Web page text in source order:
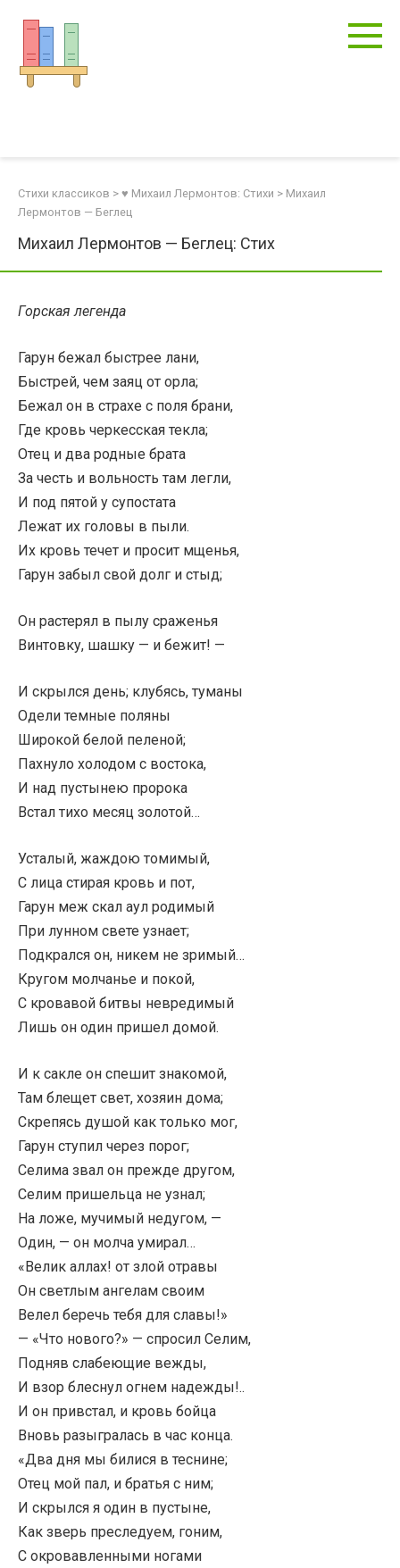
контенту
Стихи классиков > ♥ Михаил Лермонтов: Стихи > Михаил
Лермонтов — Беглец
Михаил Лермонтов — Беглец: Стих
Горская легенда
Гарун бежал быстрее лани,
Быстрей, чем заяц от орла;
Бежал он в страхе с поля брани,
Где кровь черкесская текла;
Отец и два родные брата
За честь и вольность там легли,
И под пятой у супостата
Лежат их головы в пыли.
Их кровь течет и просит мщенья,
Гарун забыл свой долг и стыд;
Он растерял в пылу сраженья
Винтовку, шашку — и бежит! —
И скрылся день; клубясь, туманы
Одели темные поляны
Широкой белой пеленой;
Пахнуло холодом с востока,
И над пустынею пророка
Встал тихо месяц золотой…
Усталый, жаждою томимый,
С лица стирая кровь и пот,
Гарун меж скал аул родимый
При лунном свете узнает;
Подкрался он, никем не зримый…
Кругом молчанье и покой,
С кровавой битвы невредимый
Лишь он один пришел домой.
И к сакле он спешит знакомой,
Там блещет свет, хозяин дома;
Скрепясь душой как только мог,
Гарун ступил через порог;
Селима звал он прежде другом,
Селим пришельца не узнал;
На ложе, мучимый недугом, —
Один, — он молча умирал…
«Велик аллах! от злой отравы
Он светлым ангелам своим
Велел беречь тебя для славы!»
— «Что нового?» — спросил Селим,
Подняв слабеющие вежды,
И взор блеснул огнем надежды!..
И он привстал, и кровь бойца
Вновь разыгралась в час конца.
«Два дня мы билися в теснине;
Отец мой пал, и братья с ним;
И скрылся я один в пустыне,
Как зверь преследуем, гоним,
С окровавленными ногами